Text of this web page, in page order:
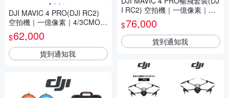
DJI MAVIC 4 PRO(DJI RC2)
空拍機｜一億像素｜4/3CMOS
哈蘇
$62,000
貨到通知我
I RC2) 空拍機｜一億像素｜哈
蘇鏡頭
$76,000
貨到通知我